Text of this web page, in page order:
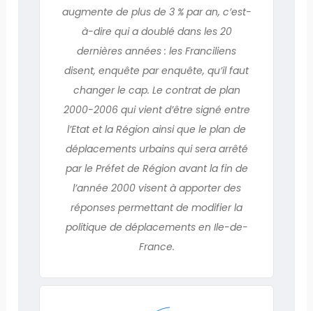
augmente de plus de 3 % par an, c’est-
à-dire qui a doublé dans les 20
dernières années : les Franciliens
disent, enquête par enquête, qu’il faut
changer le cap. Le contrat de plan
2000-2006 qui vient d’être signé entre
l’Etat et la Région ainsi que le plan de
déplacements urbains qui sera arrêté
par le Préfet de Région avant la fin de
l’année 2000 visent à apporter des
réponses permettant de modifier la
politique de déplacements en Ile-de-
France.